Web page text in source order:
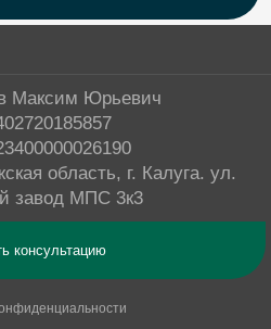
натяжные потолки
Pongs
белого цвета
Максим Юрьевич
область, г. Калуга. ул.
завод МПС 3к3
консультацию